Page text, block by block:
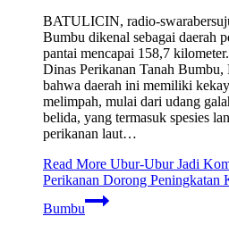
BATULICIN, radio-
Bumbu dikenal sebagai daerah
pantai mencapai 158,7
Dinas Perikanan Tanah
bahwa daerah ini memiliki
melimpah, mulai dari udang
belida, yang termasuk spesies
perikanan laut…
Read More Ubur-Ubur Jadi
Perikanan Dorong Peningkatan
Bumbu